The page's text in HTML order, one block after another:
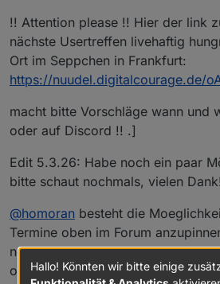
!! Attention please !! Hier der link
nächste Usertreffen livehaftig
Ort im Seppchen in Frankfurt:
https://nuudel.digitalcourage.de/
macht bitte Vorschläge wann und
oder auf Discord !! .]
Edit 5.3.26: Habe noch ein paar
bitte schaut nochmals, vielen Dank!
@homoran besteht die
Termine oben im Forum
noch die Weihnachtsaktion 25
olle Klamotten) angezeigt.. :)
Hallo! Könnten wir bitte einige